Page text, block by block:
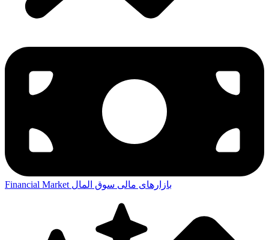
Financial Market بازارهای مالی سوق المال